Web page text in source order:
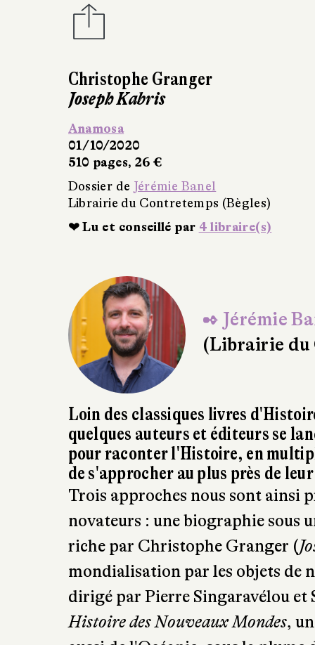
Sous la direction de
Librairie du
❤ Lu et conseillé par
✒ Jérémie
(Librairie du
Loin des classiques livres
quelques auteurs et éditeurs se
pour raconter l'Histoire, en
de s'approcher au plus près de
Trois approches nous sont ainsi
novateurs : une biographie sous
riche par Christophe Granger (
mondialisation par les objets de
dirigé par Pierre Singaravélou et
Histoire des Nouveaux Mondes,